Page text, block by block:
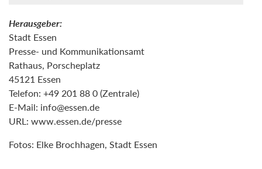
Herausgeber:
Stadt Essen
Presse- und Kommunikationsamt
Rathaus, Porscheplatz
45121 Essen
Telefon: +49 201 88 0 (Zentrale)
E-Mail: info@essen.de
URL: www.essen.de/presse
Fotos: Elke Brochhagen, Stadt Essen